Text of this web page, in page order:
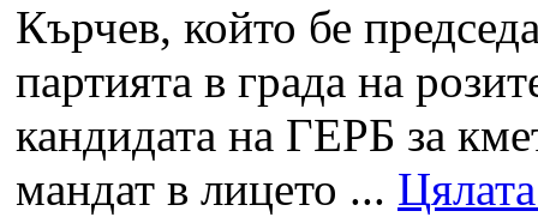
Кърчев, който бе
партията в града на
кандидата на ГЕРБ за
мандат в лицето ...